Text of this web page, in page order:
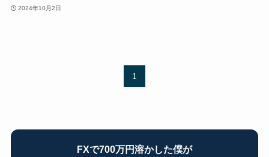
2024年10月2日
1
FXで700万円溶かした僕が